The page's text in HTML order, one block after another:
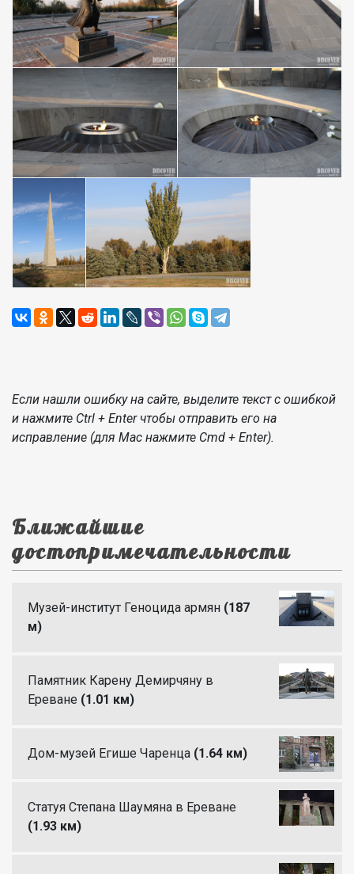
Если нашли ошибку на сайте, выделите текст с ошибкой
и нажмите Ctrl + Enter чтобы отправить его на
исправление (для Mac нажмите Cmd + Enter).
Ближайшие
достопримечательности
Музей-институт Геноцида армян (187
м)
Памятник Карену Демирчяну в
Ереване (1.01 км)
Дом-музей Егише Чаренца (1.64 км)
Статуя Степана Шаумяна в Ереване
(1.93 км)